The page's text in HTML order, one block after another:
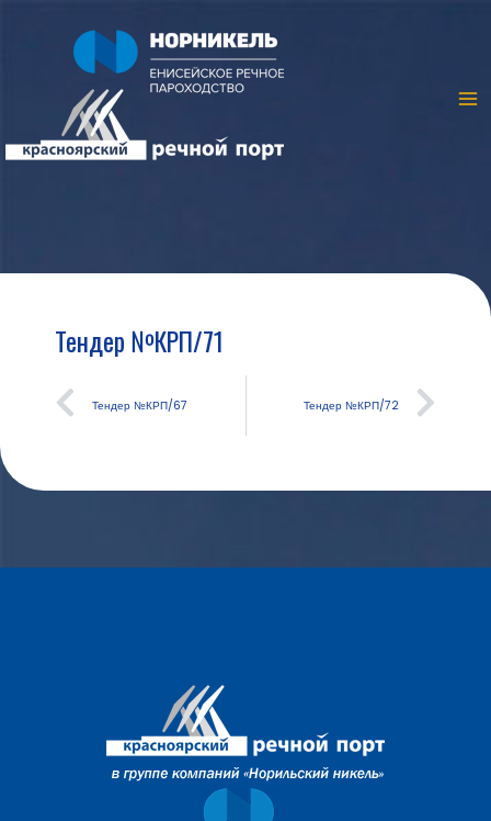
Тендер №КРП/71
Тендер №КРП/67 Тендер №КРП/72